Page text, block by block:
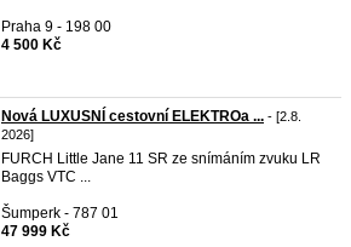
Praha 9 - 198 00
4 500 Kč
Nová LUXUSNÍ cestovní ELEKTROa ... - [2.8.
2026]
FURCH Little Jane 11 SR ze snímáním zvuku LR
Baggs VTC ...
Šumperk - 787 01
47 999 Kč